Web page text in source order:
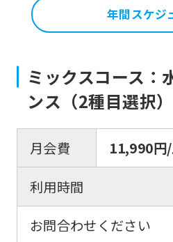
年間スケジ
ミックスコース：
ンス（2種目選択）
月会費
11,990円
利用時間
お問合わせください